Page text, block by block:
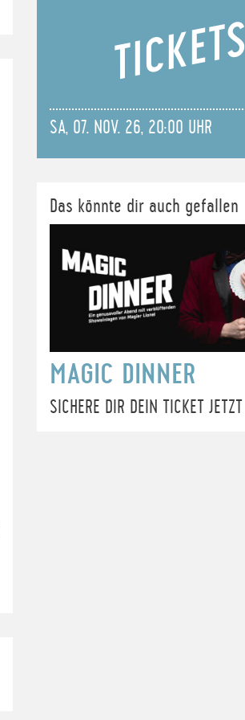
TICKETS
SA, 07. NOV. 26, 20:00 UHR
Das könnte dir auch gefallen
MAGIC DINNER
SICHERE DIR DEIN TICKET JETZT